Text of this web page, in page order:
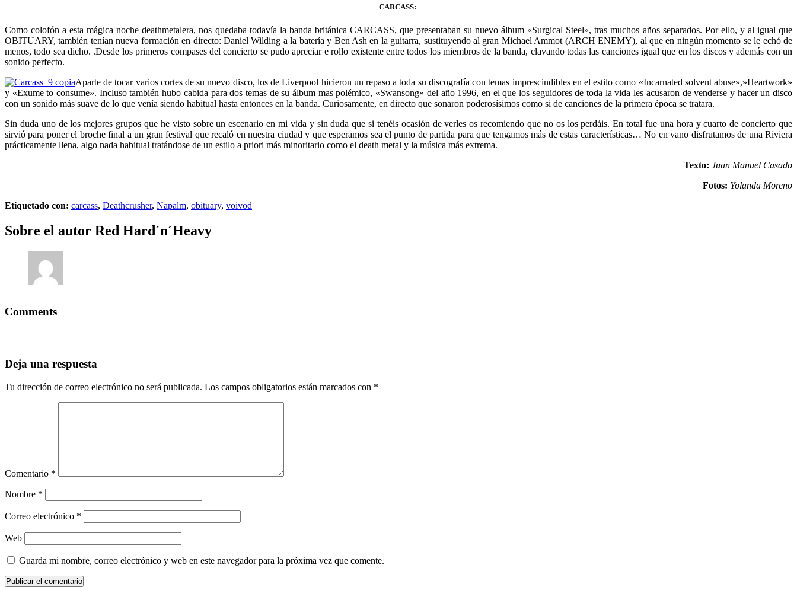
CARCASS:
Como colofón a esta mágica noche deathmetalera, nos quedaba todavía la banda británica CARCASS, que presentaban su nuevo álbum «Surgical Steel», tras muchos años separados. Por ello, y al igual que
OBITUARY, también tenían nueva formación en directo: Daniel Wilding a la batería y Ben Ash en la guitarra, sustituyendo al gran Michael Ammot (ARCH ENEMY), al que en ningún momento se le echó de
menos, todo sea dicho. .Desde los primeros compases del concierto se pudo apreciar e rollo existente entre todos los miembros de la banda, clavando todas las canciones igual que en los discos y además con un
sonido perfecto.
Aparte de tocar varios cortes de su nuevo disco, los de Liverpool hicieron un repaso a toda su discografía con temas imprescindibles en el estilo como «Incarnated solvent abuse»,»Heartwork»
y «Exume to consume». Incluso también hubo cabida para dos temas de su álbum mas polémico, «Swansong» del año 1996, en el que los seguidores de toda la vida les acusaron de venderse y hacer un disco
con un sonido más suave de lo que venía siendo habitual hasta entonces en la banda. Curiosamente, en directo que sonaron poderosísimos como si de canciones de la primera época se tratara.
Sin duda uno de los mejores grupos que he visto sobre un escenario en mi vida y sin duda que si tenéis ocasión de verles os recomiendo que no os los perdáis. En total fue una hora y cuarto de concierto que
sirvió para poner el broche final a un gran festival que recaló en nuestra ciudad y que esperamos sea el punto de partida para que tengamos más de estas características… No en vano disfrutamos de una Riviera
prácticamente llena, algo nada habitual tratándose de un estilo a priori más minoritario como el death metal y la música más extrema.
Texto: Juan Manuel Casado
Fotos: Yolanda Moreno
Etiquetado con: carcass, Deathcrusher, Napalm, obituary, voivod
Sobre el autor Red Hard´n´Heavy
Comments
Deja una respuesta
Tu dirección de correo electrónico no será publicada. Los campos obligatorios están marcados con *
Comentario *
Nombre *
Correo electrónico *
Web
Guarda mi nombre, correo electrónico y web en este navegador para la próxima vez que comente.